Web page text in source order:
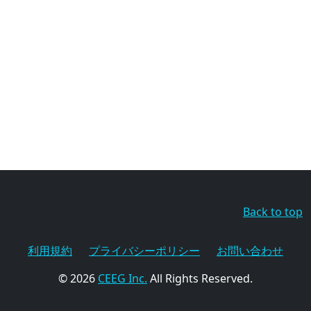
Back to top
利用規約 プライバシーポリシー
お問い合わせ
© 2026 CEEG Inc. All Rights Reserved.